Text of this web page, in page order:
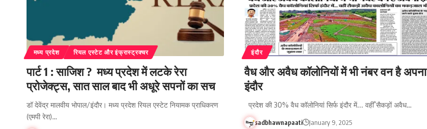
मध्य प्रदेश रियल एस्टेट और इंफ्रास्ट्रक्चर
पार्ट 1 : साजिश ? मध्य प्रदेश में लटके रेरा
प्रोजेक्ट्स, सात साल बाद भी अधूरे सपनों का सच
डॉ देवेंद्र मालवीय भोपाल/इंदौर। मध्य प्रदेश रियल एस्टेट नियामक प्राधिकरण
(एमपी रेरा)…
इंदौर
वैध और अवैध कॉलोनियों में भी नंबर वन है अपना
इंदौर
प्रदेश की 30% वैध कॉलोनियां सिर्फ इंदौर में... वहीँ सैकड़ों अवैध…
sadbhawnapaati January 9, 2025